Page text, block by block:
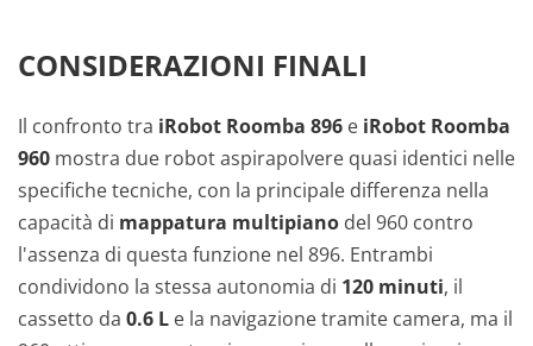
CONSIDERAZIONI FINALI
Il confronto tra iRobot Roomba 896 e iRobot Roomba
960 mostra due robot aspirapolvere quasi identici nelle
specifiche tecniche, con la principale differenza nella
capacità di mappatura multipiano del 960 contro
l'assenza di questa funzione nel 896. Entrambi
condividono la stessa autonomia di 120 minuti, il
cassetto da 0.6 L e la navigazione tramite camera, ma il